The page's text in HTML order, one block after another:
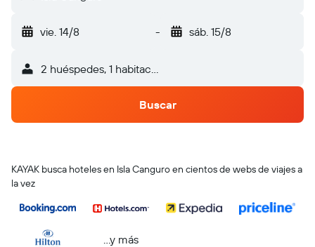
vie. 14/8 - sáb. 15/8
2 huéspedes, 1 habitación
Buscar
KAYAK busca hoteles en Isla Canguro en cientos de webs de viajes a
la vez
...y más